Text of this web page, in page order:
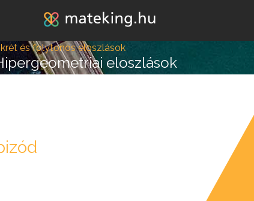
Jump to navigation
és folytonos eloszlások
eloszlások